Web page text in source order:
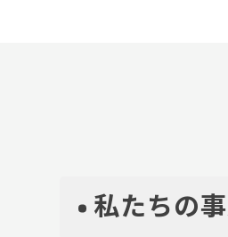
私たちの